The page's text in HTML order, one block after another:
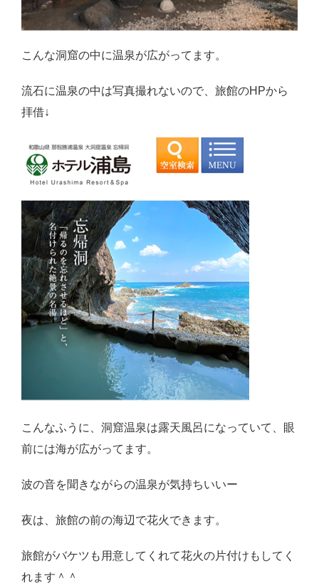
こんな洞窟の中に温泉が広がってます。
流石に温泉の中は写真撮れないので、旅館のHPから
拝借↓
こんなふうに、洞窟温泉は露天風呂になっていて、眼
前には海が広がってます。
波の音を聞きながらの温泉が気持ちいいー
夜は、旅館の前の海辺で花火できます。
旅館がバケツも用意してくれて花火の片付けもしてく
れます＾＾